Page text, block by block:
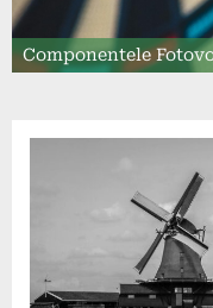
Componentele